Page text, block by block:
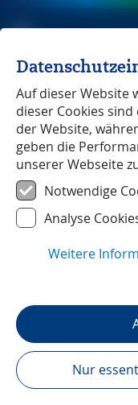
Michael Müller
Kreta―
Auf dieser Website
dieser Cookies
der Website,
geben die
unserer Webseite
Notwendige
Analyse
Weitere
Nur